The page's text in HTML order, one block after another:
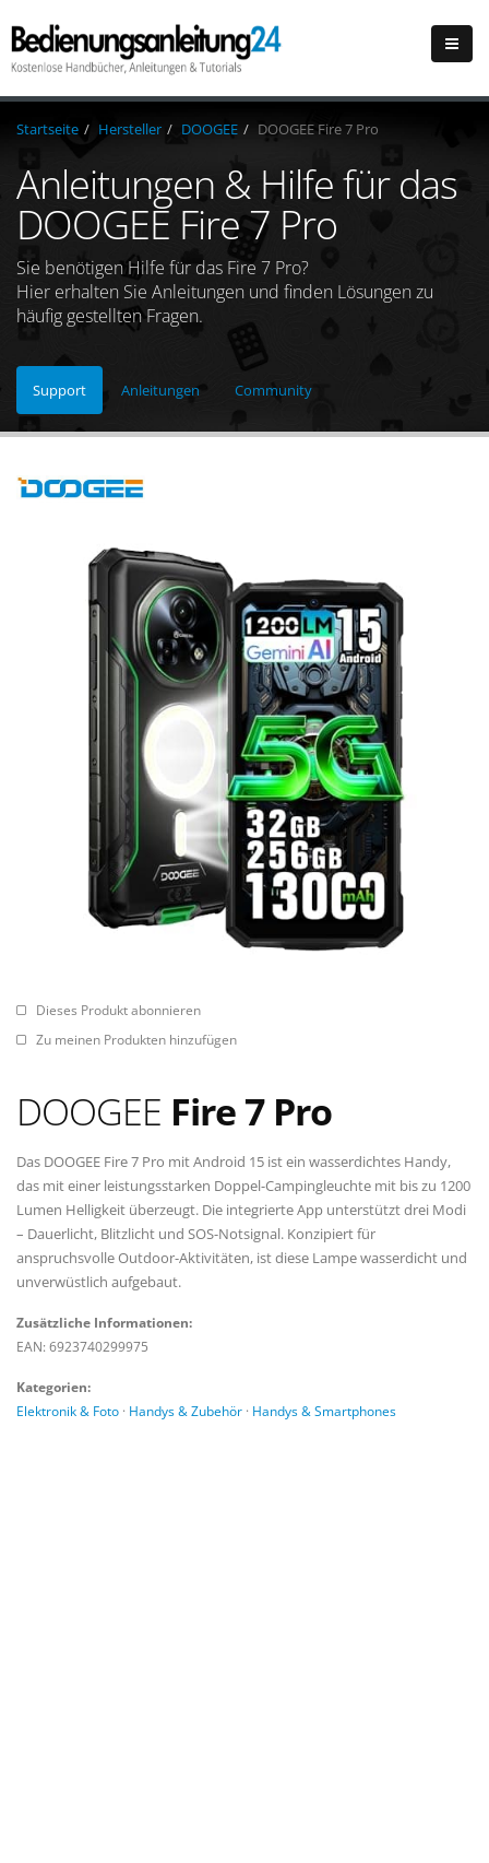
Startseite Hersteller DOOGEE DOOGEE Fire 7 Pro
Anleitungen & Hilfe für das
DOOGEE Fire 7 Pro
Sie benötigen Hilfe für das Fire 7 Pro?
Hier erhalten Sie Anleitungen und finden Lösungen zu
häufig gestellten Fragen.
Support Anleitungen Community
Dieses Produkt abonnieren
Zu meinen Produkten hinzufügen
DOOGEE Fire 7 Pro
Das DOOGEE Fire 7 Pro mit Android 15 ist ein wasserdichtes Handy,
das mit einer leistungsstarken Doppel-Campingleuchte mit bis zu 1200
Lumen Helligkeit überzeugt. Die integrierte App unterstützt drei Modi
– Dauerlicht, Blitzlicht und SOS-Notsignal. Konzipiert für
anspruchsvolle Outdoor-Aktivitäten, ist diese Lampe wasserdicht und
unverwüstlich aufgebaut.
Zusätzliche Informationen:
EAN: 6923740299975
Kategorien:
Elektronik & Foto · Handys & Zubehör · Handys & Smartphones